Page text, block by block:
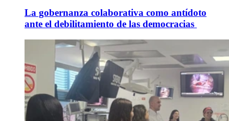
La gobernanza colaborativa como antídoto
ante el debilitamiento de las democracias